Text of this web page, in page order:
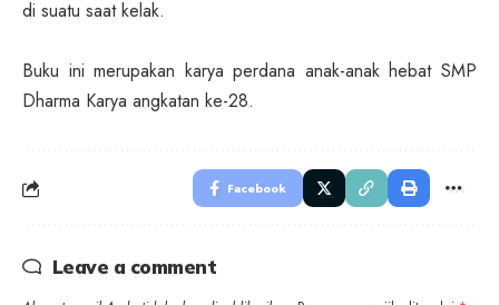
di suatu saat kelak.
Buku ini merupakan karya perdana anak-anak hebat SMP
Dharma Karya angkatan ke-28.
Facebook
Leave a comment